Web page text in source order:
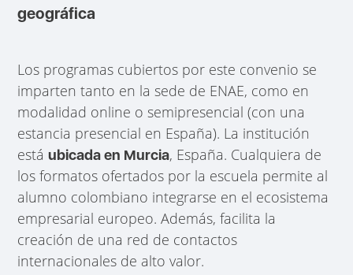
geográfica
Los programas cubiertos por este convenio se
imparten tanto en la sede de ENAE, como en
modalidad online o semipresencial (con una
estancia presencial en España). La institución
estáubicada en Murcia, España. Cualquiera de
los formatos ofertados por la escuela permite al
alumno colombiano integrarse en el ecosistema
empresarial europeo. Además, facilita la
creación de una red de contactos
internacionales de alto valor.